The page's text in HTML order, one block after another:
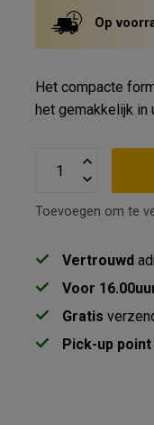
Op
Het compacte
het gemakkelijk in
Toevoegen om te
Vertrouwd
Voor
Gratis
Pick-up point